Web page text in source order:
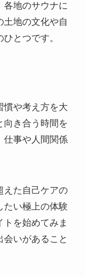
各地のサウナに
土地の文化や自
とつです。
慣や考え方を大
向き合う時間を
仕事や人間関係
えた自己ケアの
たい極上の体験
を始めてみま
いがあること